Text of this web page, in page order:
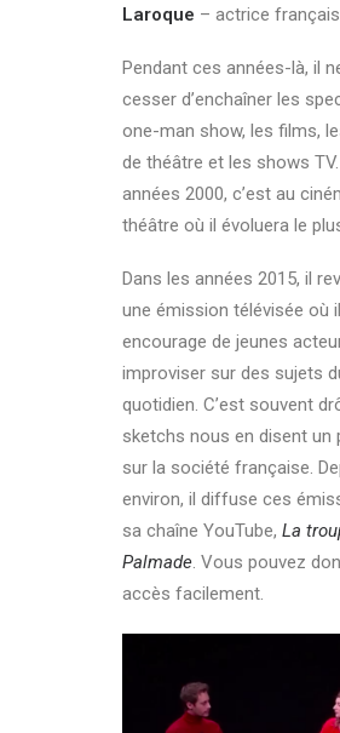
Laroque – actrice
Pendant ces années-là, il
cesser d’enchaîner les
one-man show, les films,
de théâtre et les shows
années 2000, c’est au
théâtre où il évoluera le
Dans les années 2015, il
une émission télévisée où il
encourage de jeunes
improviser sur des sujets
quotidien. C’est souvent
sketchs nous en disent un
sur la société française.
environ, il diffuse ces
sa chaîne YouTube, La
Palmade. Vous pouvez
accès facilement.